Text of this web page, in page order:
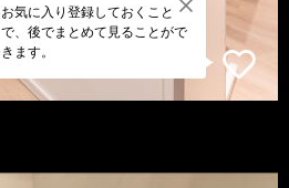
お気に入り登録しておくこと
で、後でまとめて見ることがで
きます。